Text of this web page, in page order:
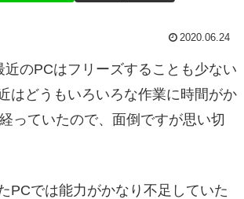
2020.06.24
のPCはフリーズすることも少ない
はどうもいろいろな作業に時間がか
っていたので、面倒ですが思い切
PCでは能力がかなり不足していた